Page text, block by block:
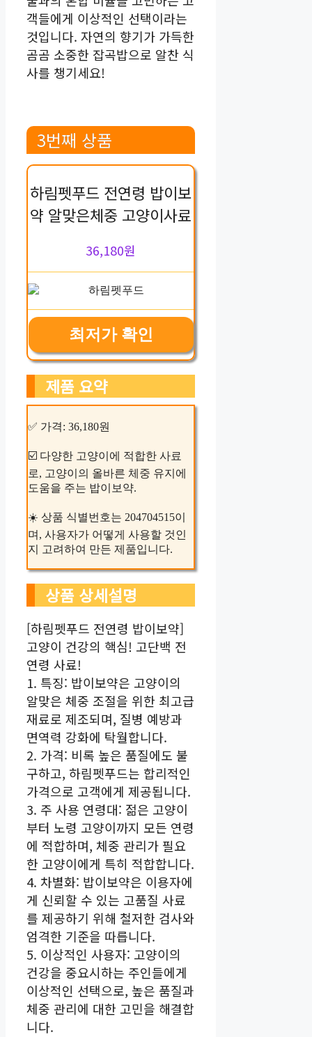
객들에게 이상적인 선택이라는
것입니다. 자연의 향기가 가득한
곰곰 소중한 잡곡밥으로 알찬 식
사를 챙기세요!
3번째 상품
하림펫푸드 전연령 밥이보
약 알맞은체중 고양이사료
36,180원
최저가 확인
제품 요약
✅ 가격: 36,180원
☑️ 다양한 고양이에 적합한 사료
로, 고양이의 올바른 체중 유지에
도움을 주는 밥이보약.
☀️ 상품 식별번호는 204704515이
며, 사용자가 어떻게 사용할 것인
지 고려하여 만든 제품입니다.
상품 상세설명
[하림펫푸드 전연령 밥이보약]
고양이 건강의 핵심! 고단백 전
연령 사료!
1. 특징: 밥이보약은 고양이의
알맞은 체중 조절을 위한 최고급
재료로 제조되며, 질병 예방과
면역력 강화에 탁월합니다.
2. 가격: 비록 높은 품질에도 불
구하고, 하림펫푸드는 합리적인
가격으로 고객에게 제공됩니다.
3. 주 사용 연령대: 젊은 고양이
부터 노령 고양이까지 모든 연령
에 적합하며, 체중 관리가 필요
한 고양이에게 특히 적합합니다.
4. 차별화: 밥이보약은 이용자에
게 신뢰할 수 있는 고품질 사료
를 제공하기 위해 철저한 검사와
엄격한 기준을 따릅니다.
5. 이상적인 사용자: 고양이의
건강을 중요시하는 주인들에게
이상적인 선택으로, 높은 품질과
체중 관리에 대한 고민을 해결합
니다.